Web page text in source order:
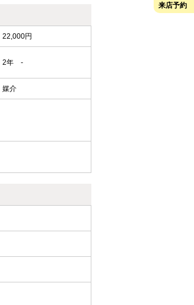
来店予約
22,000円
2年 -
媒介